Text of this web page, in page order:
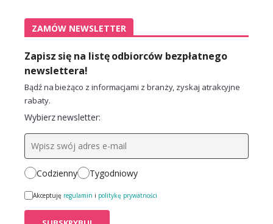
ZAMÓW NEWSLETTER
Zapisz się na listę odbiorców bezpłatnego
newslettera!
Bądź na bieżąco z informacjami z branży, zyskaj atrakcyjne
rabaty.
Wybierz newsletter:
Codzienny Tygodniowy
Akceptuję regulamin i politykę prywatności